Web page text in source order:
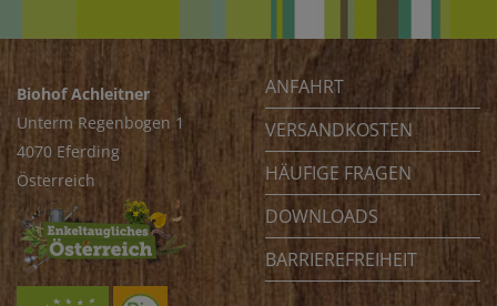
Biohof Achleitner
Unterm Regenbogen 1
4070 Eferding
Österreich
ANFAHRT
VERSANDKOSTEN
HÄUFIGE FRAGEN
DOWNLOADS
BARRIEREFREIHEIT